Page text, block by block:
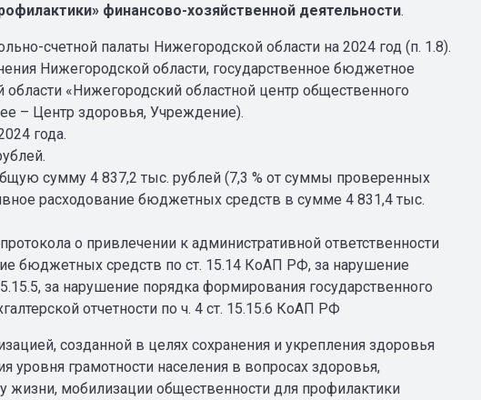
финансово-хозяйственной деятельности.
счетной палаты Нижегородской области на 2024 год (п. 1.8).
Нижегородской области, государственное бюджетное
«Нижегородский областной центр общественного
– Центр здоровья, Учреждение).
года.
сумму 4 837,2 тыс. рублей (7,3 % от суммы проверенных
расходование бюджетных средств в сумме 4 831,4 тыс.
о привлечении к административной ответственности
бюджетных средств по ст. 15.14 КоАП РФ, за нарушение
за нарушение порядка формирования государственного
отчетности по ч. 4 ст. 15.15.6 КоАП РФ
созданной в целях сохранения и укрепления здоровья
грамотности населения в вопросах здоровья,
мобилизации общественности для профилактики